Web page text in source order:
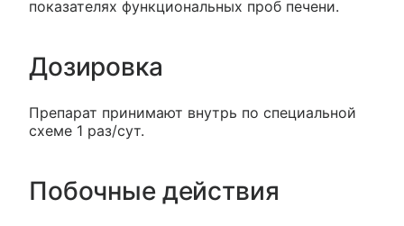
показателях функциональных проб печени.
Дозировка
Препарат принимают внутрь по специальной
схеме 1 раз/сут.
Побочные действия